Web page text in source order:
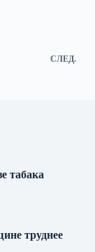
СЛЕД.
табака
труднее